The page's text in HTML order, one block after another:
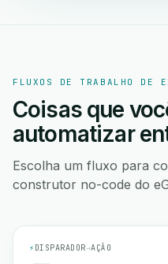
FLUXOS DE TRABALHO DE
Coisas que
automatizar
Escolha um fluxo para
construtor no-code do
⚡ DISPARADOR→AÇÃO